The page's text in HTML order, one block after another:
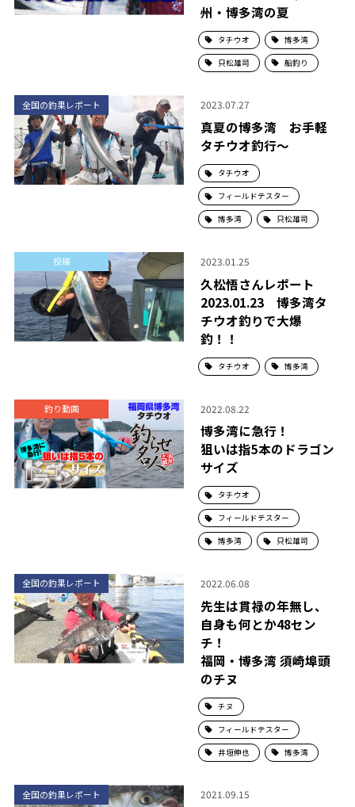
州・博多湾の夏
タチウオ 博多湾
只松雄司 船釣り
全国の釣果レポート 2023.07.27
真夏の博多湾 お手軽
タチウオ釣行～
タチウオ
フィールドテスター
博多湾 只松雄司
投稿 2023.01.25
久松悟さんレポート
2023.01.23 博多湾タ
チウオ釣りで大爆
釣！！
タチウオ 博多湾
釣り動画 2022.08.22
博多湾に急行！
狙いは指5本のドラゴン
サイズ
タチウオ
フィールドテスター
博多湾 只松雄司
全国の釣果レポート 2022.06.08
先生は貫禄の年無し、
自身も何とか48セン
チ！
福岡・博多湾 須崎埠頭
のチヌ
チヌ
フィールドテスター
井垣伸也 博多湾
全国の釣果レポート 2021.09.15